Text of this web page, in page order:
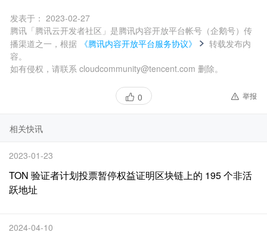
发表于： 2023-02-27
腾讯「腾讯云开发者社区」是腾讯内容开放平台帐号（企鹅号）传
播渠道之一，根据
《腾讯内容开放平台服务协议》
转载发布内
容。
如有侵权，请联系 cloudcommunity@tencent.com 删除。
0 举报
相关快讯
2023-01-23
TON 验证者计划投票暂停权益证明区块链上的 195 个非活
跃地址
2024-04-10